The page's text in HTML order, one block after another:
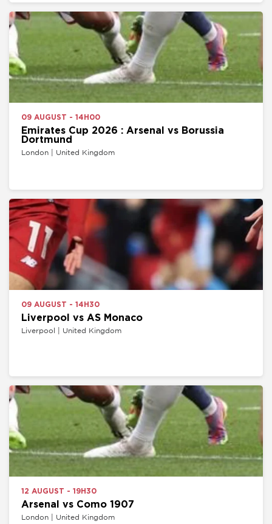
09 AUGUST - 14H00
Emirates Cup 2026 : Arsenal vs Borussia
Dortmund
London | United Kingdom
09 AUGUST - 14H30
Liverpool vs AS Monaco
Liverpool | United Kingdom
12 AUGUST - 19H30
Arsenal vs Como 1907
London | United Kingdom